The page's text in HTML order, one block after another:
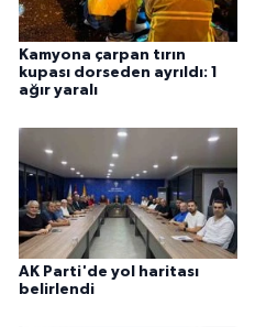
Kamyona çarpan tırın
kupası dorseden ayrıldı: 1
ağır yaralı
AK Parti'de yol haritası
belirlendi